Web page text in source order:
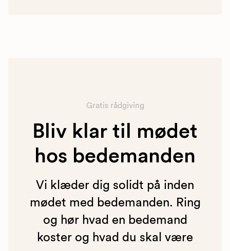
Gratis rådgiving
Bliv klar til mødet
hos bedemanden
Vi klæder dig solidt på inden
mødet med bedemanden. Ring
og hør hvad en bedemand
koster og hvad du skal være